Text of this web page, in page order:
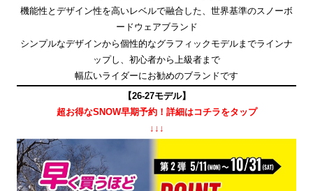
機能性とデザイン性を高いレベルで融合した、世界基準のスノーボ
ードウェアブランド
シンプルなデザインから個性的なグラフィックモデルまでラインナ
ップし、初心者から上級者まで
幅広いライダーにお勧めのブランドです
【26-27モデル】
超お得なSNOW早期予約！詳細はコチラをタップ
↓↓↓